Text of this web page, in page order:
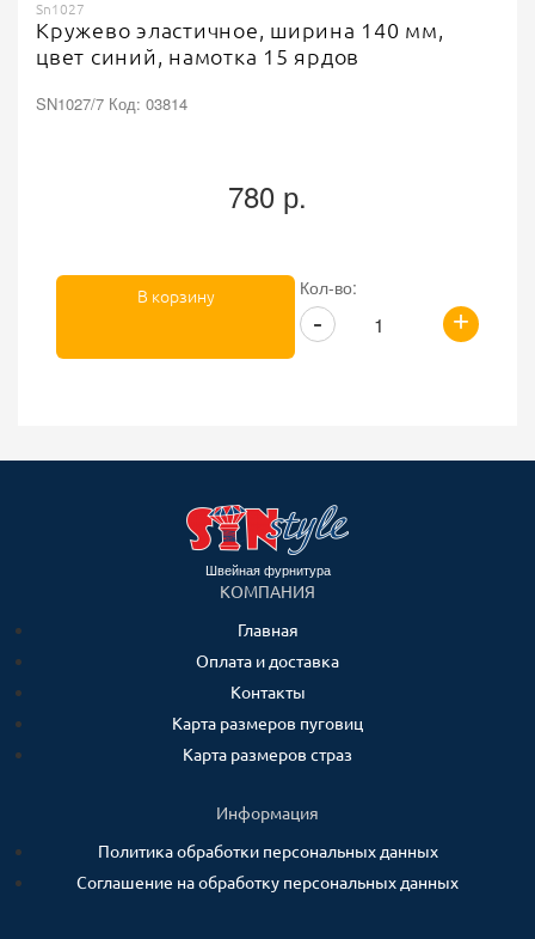
Sn1027
Кружево эластичное, ширина 140 мм,
цвет синий, намотка 15 ярдов
SN1027/7 Код: 03814
780 р.
Кол-во:
+
-
В корзину
Швейная фурнитура
КОМПАНИЯ
Главная
Оплата и доставка
Контакты
Карта размеров пуговиц
Карта размеров страз
Информация
Политика обработки персональных данных
Соглашение на обработку персональных данных